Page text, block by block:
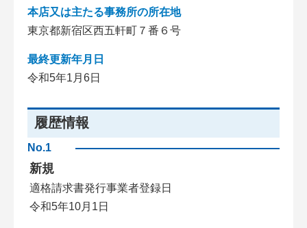
本店又は主たる事務所の所在地
東京都新宿区西五軒町７番６号
最終更新年月日
令和5年1月6日
履歴情報
No.1
新規
適格請求書発行事業者登録日
令和5年10月1日